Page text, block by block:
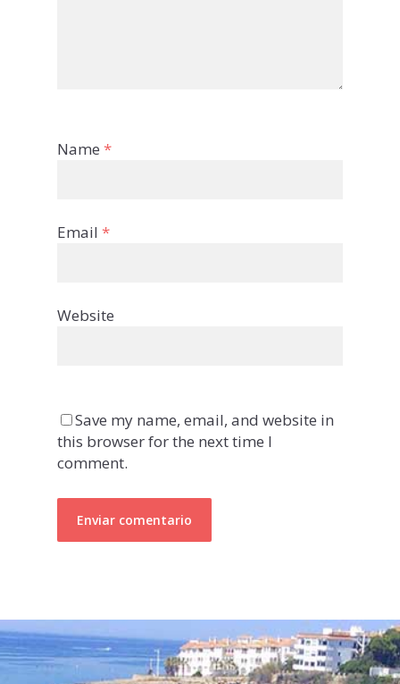
Name *
Email *
Website
Save my name, email, and website in
this browser for the next time I
comment.